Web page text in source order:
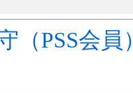
（PSS会員